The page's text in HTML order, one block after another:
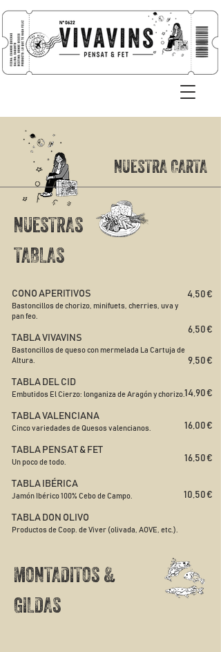
NUESTRA CARTA
NUESTRAS
TABLAS
4,50 €
6,50 €
9,50 €
14,90 €
16,00 €
16,50 €
10,50 €
CONO APERITIVOS
Bastoncillos de chorizo, minifuets, cherries, uva y
pan feo.
TABLA VIVAVINS
Bastoncillos de queso con mermelada La Cartuja de
Altura.
TABLA DEL CID
Embutidos El Cierzo: longaniza de Aragón y chorizo.
TABLA VALENCIANA
Cinco variedades de Quesos valencianos.
TABLA PENSAT & FET
Un poco de todo.​
TABLA IBÉRICA
Jamón Ibérico 100% Cebo de Campo.
TABLA DON OLIVO
Productos de Coop. de Viver (olivada, AOVE, etc.).
MONTADITOS &
GILDAS